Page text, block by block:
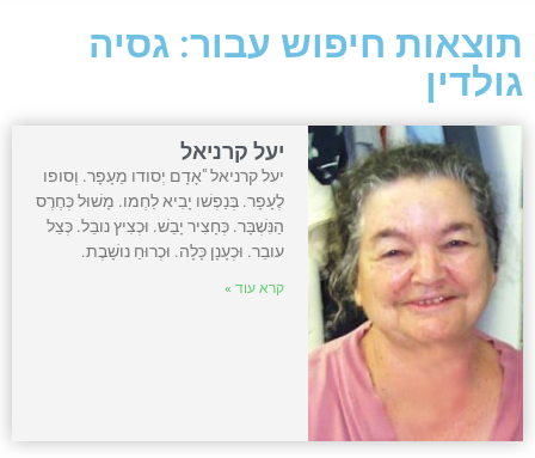
תוצאות חיפוש עבור: גסיה
גולדין
יעל קרניאל
יעל קרניאל "אָדָם יְסודו מֵעָפָר. וְסופו
לֶעָפָר. בְּנַפְשׁו יָבִיא לַחְמו. מָשׁוּל כְּחֶרֶס
הַנִּשְׁבָּר. כְּחָצִיר יָבֵשׁ. וּכְצִיץ נובֵל. כְּצֵל
עובֵר. וּכְעָנָן כָּלָה. וּכְרוּחַ נושָׁבֶת.
קרא עוד »